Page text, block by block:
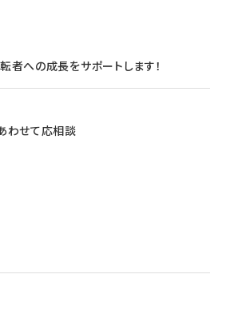
への成長をサポートします！
わせて応相談